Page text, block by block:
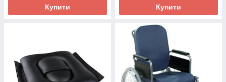
Купити Купити